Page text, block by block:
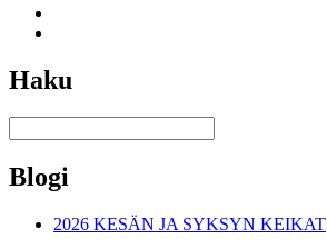
Haku
Blogi
2026 KESÄN JA SYKSYN KEIKAT